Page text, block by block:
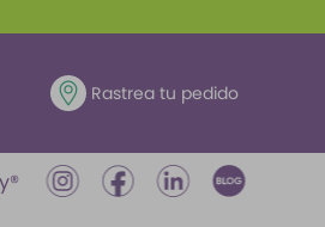
Rastrea tu pedido